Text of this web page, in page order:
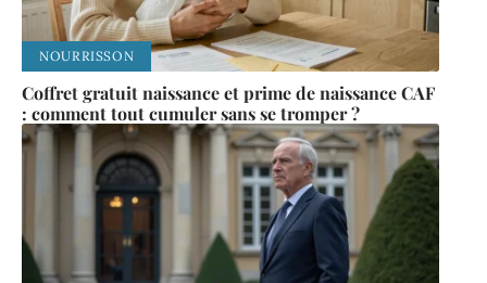
NOURRISSON
Coffret gratuit naissance et prime de naissance CAF
: comment tout cumuler sans se tromper ?